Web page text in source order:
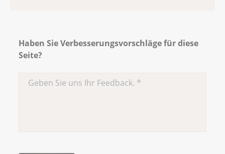
Haben Sie Verbesserungsvorschläge für diese
Seite?